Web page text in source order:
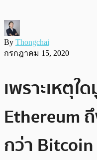
By Thongchai
กรกฎาคม 15, 2020
เพราะเหตุ
Ethereum
กว่า